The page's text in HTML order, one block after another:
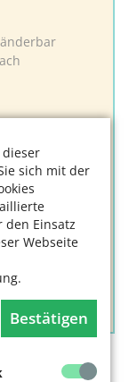
sich mit der
Einsatz
Webseite
Bestätigen
und Beratung